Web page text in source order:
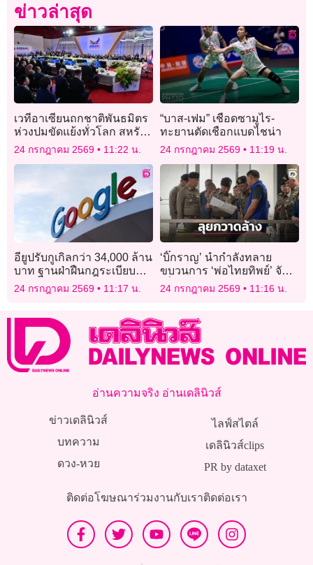
ข่าวล่าสุด
เวทีอาเซียนถกชาติพันธมิตร
ห่วงปมขัดแย้งทั่วโลก สหรัฐฯ
จับมือไทยลุยปราบสแกมเม
24 กรกฎาคม 2569 11:22 น.
“บาส-เฟม” เชือดซามูไร-
ทะยานตัดเชือกแบดไชน่า
24 กรกฎาคม 2569 11:19 น.
อียูปรับกูเกิลกว่า 34,000 ล้าน
บาท ฐานฝ่าฝืนกฎระเบียบ
ด้านการผูกขาด
24 กรกฎาคม 2569 11:17 น.
‘บิ๊กราญ’ นำกำลังทลาย
ขบวนการ ‘พ่อไทยทิพย์’ จับ
เพิ่มอีก 4 ราย
24 กรกฎาคม 2569 11:16 น.
อ่านความจริง อ่านเดลินิวส์
ข่าวเดลินิวส์
บทความ
ดวง-หวย
ไลฟ์สไตล์
เดลินิวส์clips
PR by dataxet
ติดต่อโฆษณาร่วมงานกับเราติดต่อเรา